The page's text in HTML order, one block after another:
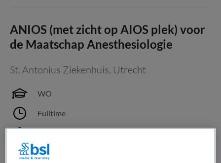
ANIOS (met zicht op AIOS plek) voor
de Maatschap Anesthesiologie
St. Antonius Ziekenhuis, Utrecht
WO
Fulltime